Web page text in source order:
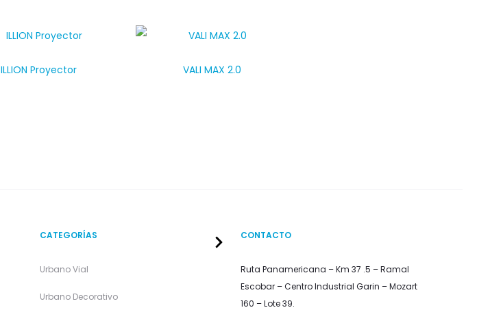
ILLION Proyector VALI MAX 2.0
CATEGORÍAS
Urbano Vial
Urbano Decorativo
CONTACTO
Ruta Panamericana – Km 37 .5 – Ramal
Escobar – Centro Industrial Garin – Mozart
160 – Lote 39.